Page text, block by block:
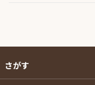
さがす